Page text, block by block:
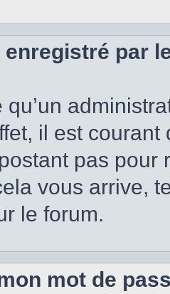
par
qu’un
il est
pas
vous arrive,
le forum.
mot de